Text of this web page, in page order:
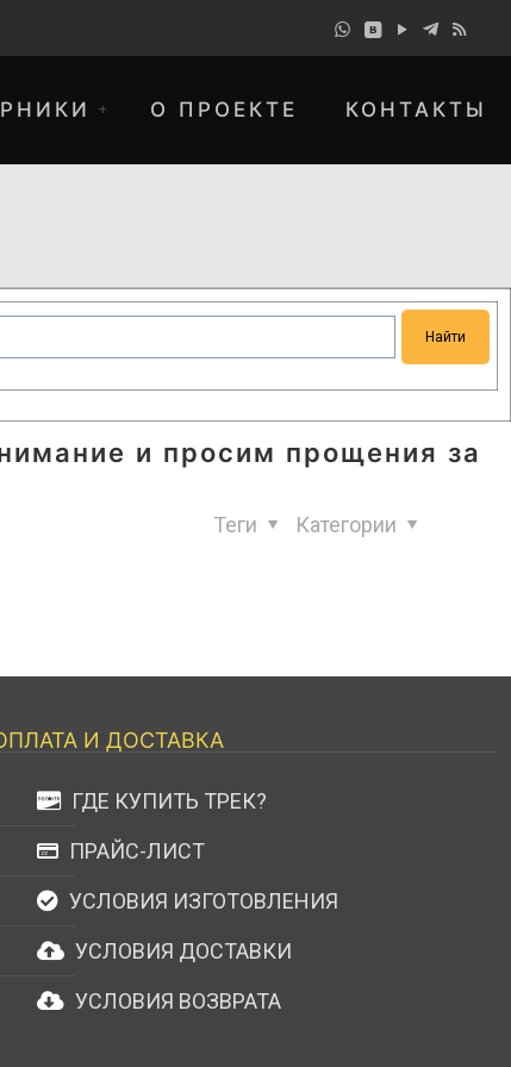
О ПРОЕКТЕ КОНТАКТЫ
и просим прощения за
Категории
Теги
И ДОСТАВКА
ГДЕ КУПИТЬ ТРЕК?
ПРАЙС-ЛИСТ
УСЛОВИЯ ИЗГОТОВЛЕНИЯ
УСЛОВИЯ ДОСТАВКИ
УСЛОВИЯ ВОЗВРАТА